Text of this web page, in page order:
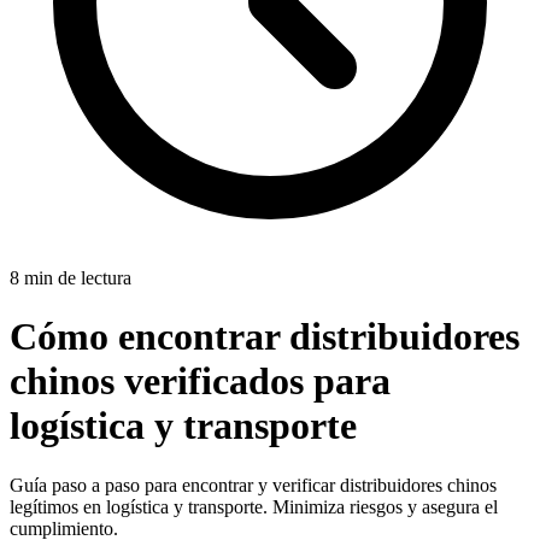
8 min de lectura
Cómo encontrar distribuidores
chinos verificados para
logística y transporte
Guía paso a paso para encontrar y verificar distribuidores chinos
legítimos en logística y transporte. Minimiza riesgos y asegura el
cumplimiento.